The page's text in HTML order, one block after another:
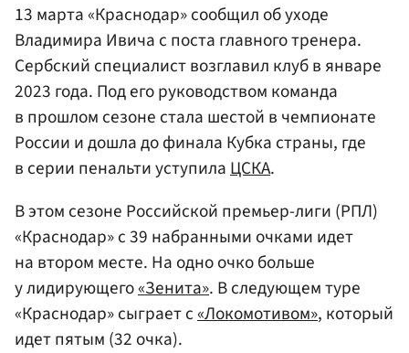
13 марта «Краснодар» сообщил об уходе
Владимира Ивича с поста главного тренера.
Сербский специалист возглавил клуб в январе
2023 года. Под его руководством команда
в прошлом сезоне стала шестой в чемпионате
России и дошла до финала Кубка страны, где
в серии пенальти уступилаЦСКА.
В этом сезоне Российской премьер-лиги (РПЛ)
«Краснодар» с 39 набранными очками идет
на втором месте. На одно очко больше
у лидирующего«Зенита». В следующем туре
«Краснодар» сыграет с«Локомотивом», который
идет пятым (32 очка).